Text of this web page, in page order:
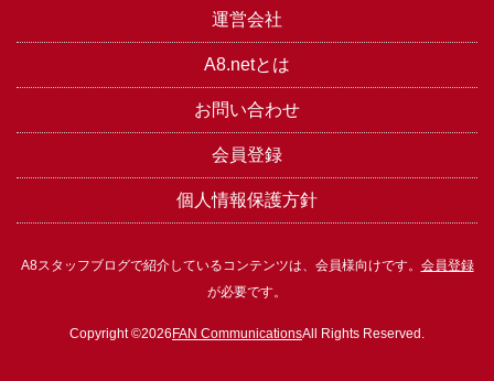
運営会社
A8.netとは
お問い合わせ
会員登録
個人情報保護方針
A8スタッフブログで紹介しているコンテンツは、会員様向けです。 会員登録
が必要です。
Copyright ©2026 FAN CommunicationsAll Rights Reserved.